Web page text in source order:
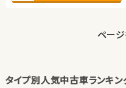
ペー
タイプ別人気中古車ランキン